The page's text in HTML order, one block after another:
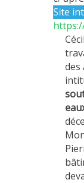
LOGICIELS
PUBLICATIONS
WORKING
NOTES
NOS TRAVAUX
Site
des